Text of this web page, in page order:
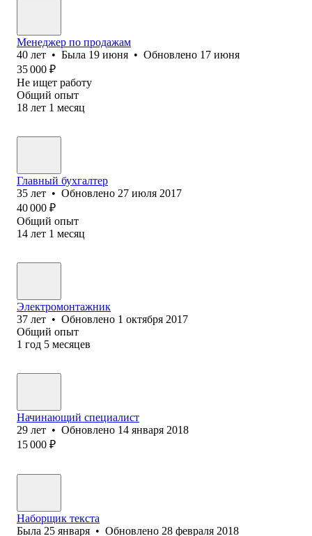
Менеджер по продажам
40 лет • Была 19 июня • Обновлено 17 июня
35 000 ₽
Не ищет работу
Общий опыт
18 лет 1 месяц
Главный бухгалтер
35 лет • Обновлено 27 июля 2017
40 000 ₽
Общий опыт
14 лет 1 месяц
Электромонтажник
37 лет • Обновлено 1 октября 2017
Общий опыт
1 год 5 месяцев
Начинающий специалист
29 лет • Обновлено 14 января 2018
15 000 ₽
Наборщик текста
Была 25 января • Обновлено 28 февраля 2018